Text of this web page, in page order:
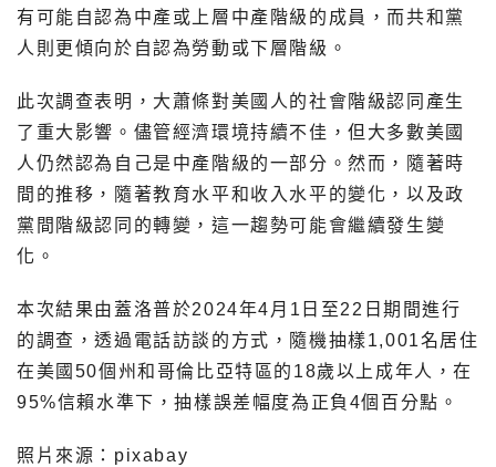
有可能自認為中產或上層中產階級的成員，而共和黨
人則更傾向於自認為勞動或下層階級。
此次調查表明，大蕭條對美國人的社會階級認同產生
了重大影響。儘管經濟環境持續不佳，但大多數美國
人仍然認為自己是中產階級的一部分。然而，隨著時
間的推移，隨著教育水平和收入水平的變化，以及政
黨間階級認同的轉變，這一趨勢可能會繼續發生變
化。
本次結果由蓋洛普於2024年4月1日至22日期間進行
的調查，透過電話訪談的方式，隨機抽樣1,001名居住
在美國50個州和哥倫比亞特區的18歲以上成年人，在
95%信賴水準下，抽樣誤差幅度為正負4個百分點。
照片來源：pixabay